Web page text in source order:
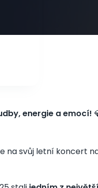
energie a emocí!
na svůj letní koncert